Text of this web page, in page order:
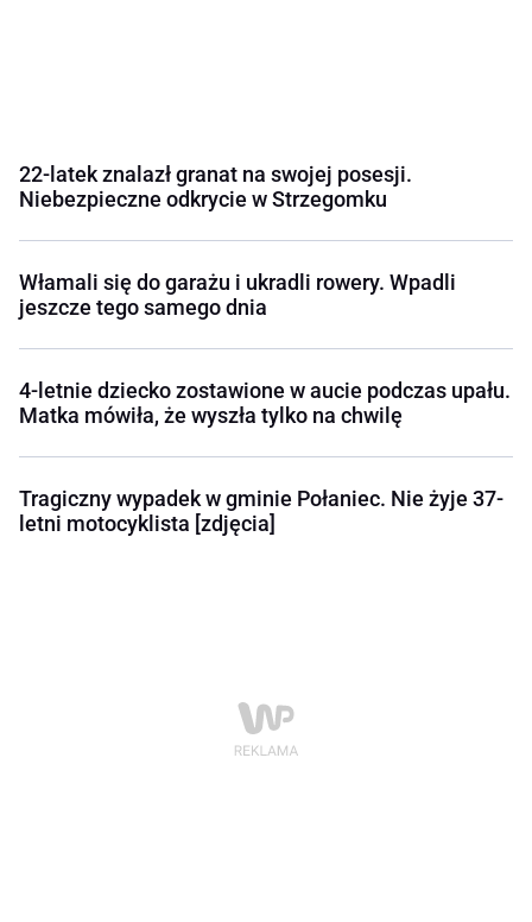
22-latek znalazł granat na swojej posesji.
Niebezpieczne odkrycie w Strzegomku
Włamali się do garażu i ukradli rowery. Wpadli
jeszcze tego samego dnia
4-letnie dziecko zostawione w aucie podczas upału.
Matka mówiła, że wyszła tylko na chwilę
Tragiczny wypadek w gminie Połaniec. Nie żyje 37-
letni motocyklista [zdjęcia]